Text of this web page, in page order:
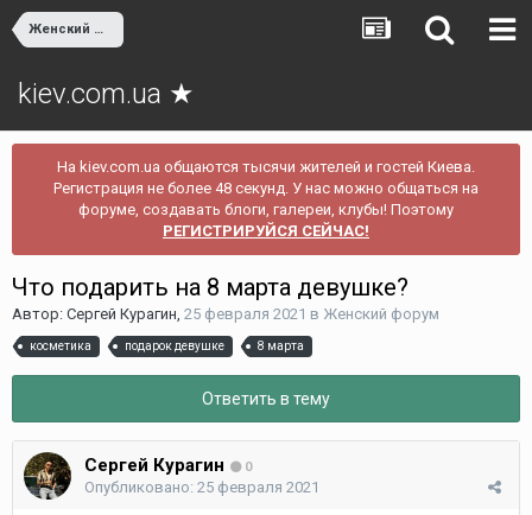
Женский форум
kiev.com.ua ★
На kiev.com.ua общаются тысячи жителей и гостей Киева.
Регистрация не более 48 секунд. У нас можно общаться на
форуме, создавать блоги, галереи, клубы! Поэтому
РЕГИСТРИРУЙСЯ СЕЙЧАС!
Что подарить на 8 марта девушке?
Автор: Сергей Курагин, 25 февраля 2021 в Женский форум
косметика подарок девушке 8 марта
Ответить в тему
Сергей Курагин 0
Опубликовано: 25 февраля 2021